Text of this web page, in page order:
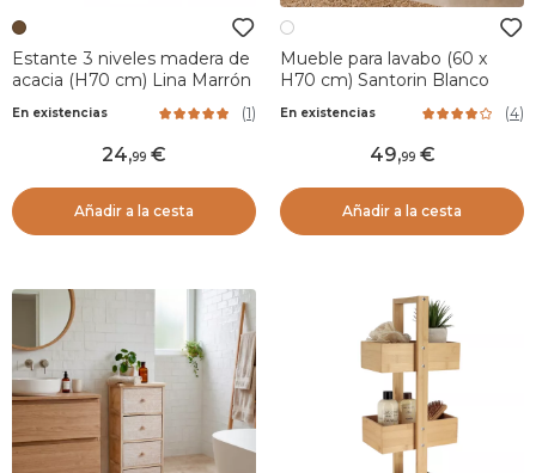
Estante 3 niveles madera de
acacia (H70 cm) Lina Marrón
En existencias (1)
24,99
Añadir a la cesta
Mueble para lavabo (60 x
H70 cm) Santorin Blanco
En existencias (4)
49,99
Añadir a la cesta